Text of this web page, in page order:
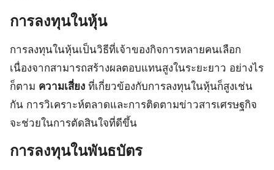
การลงทุนในหุ้น
การลงทุนในหุ้นเป็นวิธีที่เจ้าของกิจการหลายคนเลือก
เนื่องจากสามารถสร้างผลตอบแทนสูงในระยะยาว อย่างไร
ก็ตาม ความเสี่ยง ที่เกี่ยวข้องกับการลงทุนในหุ้นก็สูงเช่น
กัน การวิเคราะห์ตลาดและการติดตามข่าวสารเศรษฐกิจ
จะช่วยในการตัดสินใจที่ดีขึ้น
การลงทุนในพันธบัตร